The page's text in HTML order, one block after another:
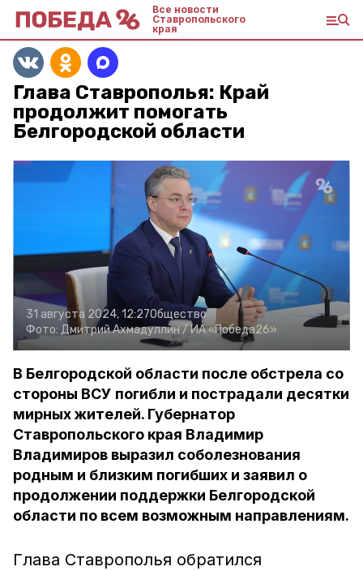
Все новости
Ставропольского
края
Глава Ставрополья: Край
продолжит помогать
Белгородской области
31 августа 2024, 12:27Общество
Фото: Дмитрий Ахмадуллин /ИА «Победа26»
В Белгородской области после обстрела со
стороны ВСУ погибли и пострадали десятки
мирных жителей. Губернатор
Ставропольского края Владимир
Владимиров выразил соболезнования
родным и близким погибших и заявил о
продолжении поддержки Белгородской
области по всем возможным направлениям.
Глава Ставрополья обратился